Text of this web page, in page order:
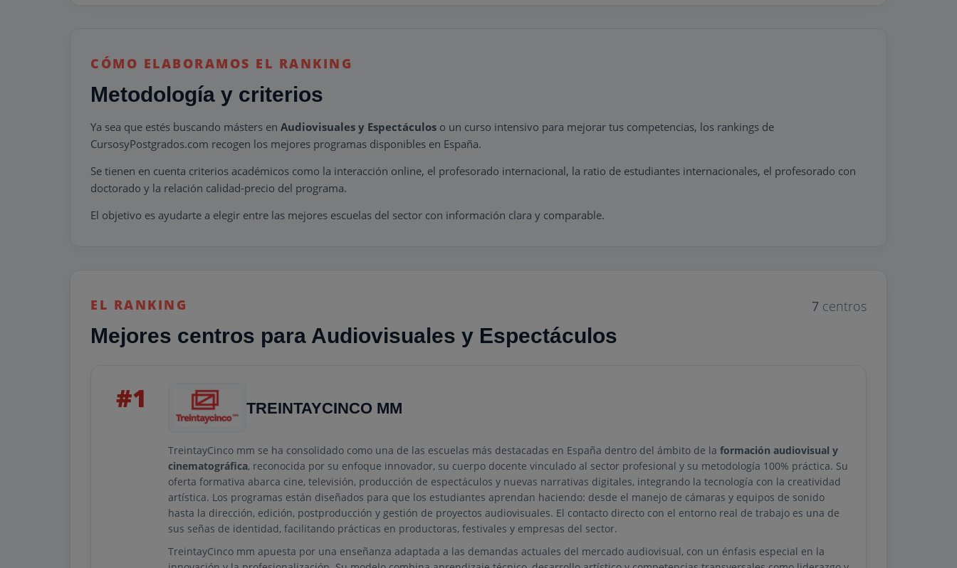
CÓMO ELABORAMOS EL RANKING
Metodología y criterios
Ya sea que estés buscando másters en Audiovisuales y Espectáculos o un curso intensivo para mejorar tus competencias, los rankings de
CursosyPostgrados.com recogen los mejores programas disponibles en España.
Se tienen en cuenta criterios académicos como la interacción online, el profesorado internacional, la ratio de estudiantes internacionales, el profesorado con
doctorado y la relación calidad-precio del programa.
El objetivo es ayudarte a elegir entre las mejores escuelas del sector con información clara y comparable.
EL RANKING
Mejores centros para Audiovisuales y Espectáculos
7 centros
#1 TREINTAYCINCO MM
TreintayCinco mm se ha consolidado como una de las escuelas más destacadas en España dentro del ámbito de la formación audiovisual y
cinematográfica, reconocida por su enfoque innovador, su cuerpo docente vinculado al sector profesional y su metodología 100% práctica. Su
oferta formativa abarca cine, televisión, producción de espectáculos y nuevas narrativas digitales, integrando la tecnología con la creatividad
artística. Los programas están diseñados para que los estudiantes aprendan haciendo: desde el manejo de cámaras y equipos de sonido
hasta la dirección, edición, postproducción y gestión de proyectos audiovisuales. El contacto directo con el entorno real de trabajo es una de
sus señas de identidad, facilitando prácticas en productoras, festivales y empresas del sector.
TreintayCinco mm apuesta por una enseñanza adaptada a las demandas actuales del mercado audiovisual, con un énfasis especial en la